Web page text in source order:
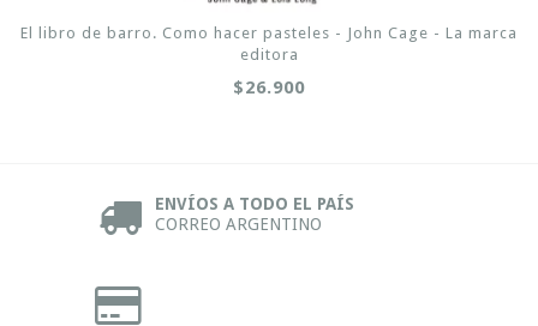
El libro de barro. Como hacer pasteles - John Cage - La marca
editora
$26.900
ENVÍOS A TODO EL PAÍS
CORREO ARGENTINO